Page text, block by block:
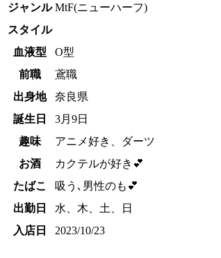
ジャンル MtF(ニューハーフ)
スタイル
血液型
O型
前職
鳶職
出身地
奈良県
誕生日
3月9日
趣味
アニメ好き、ダーツ
お酒
カクテルが好き💕
たばこ
吸う､男性のも💕
出勤日
水、木、土、日
入店日
2023/10/23